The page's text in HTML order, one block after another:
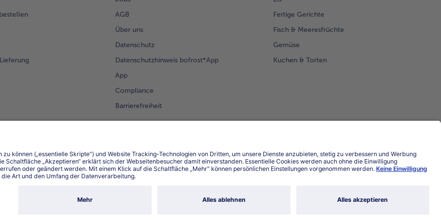
AGB
Über uns
Datenschutz
Datenschutzhinweis bofrost*App
App
Compliance
Barrierefreiheit
Fertige Gerichte
Fisch & Meeresfrüchte
Gemüse
Kuchen & Torten
Land / Sprache wählen